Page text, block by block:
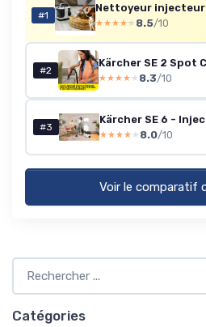
#1
★★★★★
★★★★★ 8.5/10
#2
★★★★★
★★★★★ 8.3/10
#3
★★★★★
★★★★★ 8.0/10
Voir le comparatif
Catégories